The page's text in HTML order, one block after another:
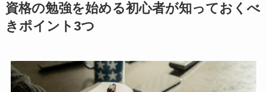
資格の勉強を始める初心者が知っておくべ
きポイント3つ